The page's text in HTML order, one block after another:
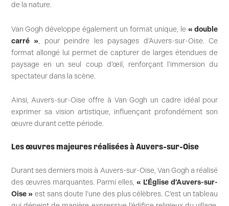
de la nature.
Van Gogh développe également un format unique, le « double
carré », pour peindre les paysages d’Auvers-sur-Oise. Ce
format allongé lui permet de capturer de larges étendues de
paysage en un seul coup d’œil, renforçant l’immersion du
spectateur dans la scène.
Ainsi, Auvers-sur-Oise offre à Van Gogh un cadre idéal pour
exprimer sa vision artistique, influençant profondément son
œuvre durant cette période.
Les œuvres majeures réalisées à Auvers-sur-Oise
Durant ses derniers mois à Auvers-sur-Oise, Van Gogh a réalisé
des œuvres marquantes. Parmi elles,« L’Église d’Auvers-sur-
Oise » est sans doute l’une des plus célèbres. C’est un tableau